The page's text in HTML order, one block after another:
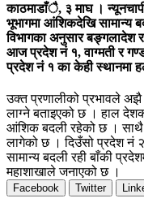
काठमाडाँै, ३ माघ ।
भूभागमा आंशिकदेखि सामान्य
विभागका अनुसार बङ्गलादेश
आज प्रदेश नं १, वाग्मती र
प्रदेश नं १ का केही स्थानमा
उक्त प्रणालीको प्रभावले
लाग्ने बताइएको छ । हाल
आंशिक बदली रहेको छ । साथै
लागेको छ । दिउँसो प्रदेश नं
सामान्य बदली रही बाँकी
महाशाखाले जनाएको छ ।
Facebook Twitter